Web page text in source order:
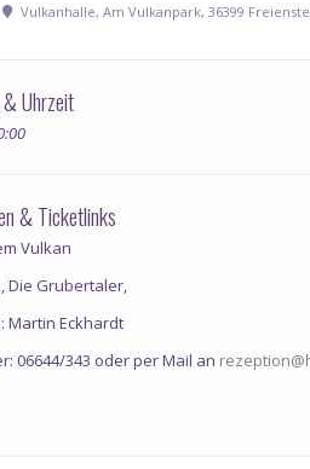
Vulkanhalle, Am Vulkanpark, 36399
Uhrzeit
& Ticketlinks
Vulkan
Die Grubertaler,
Martin Eckhardt
06644/343 oder per Mail an